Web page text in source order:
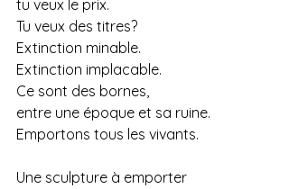
tu veux le prix.
Tu veux des titres?
Extinction minable.
Extinction implacable.
Ce sont des bornes,
entre une époque et sa ruine.
Emportons tous les vivants.
Une sculpture à emporter